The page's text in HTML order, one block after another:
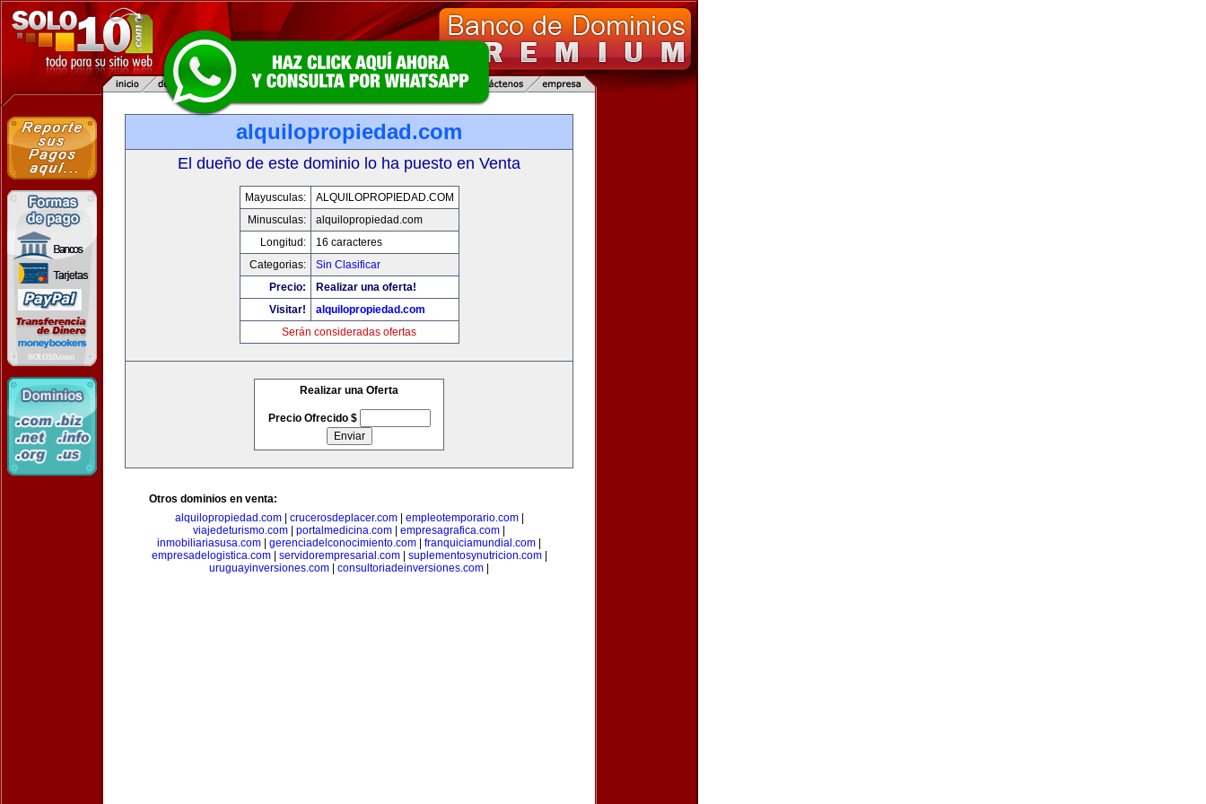
alquilopropiedad.com
El dueño de este dominio lo ha puesto en Venta
Mayusculas:
ALQUILOPROPIEDAD.COM
Minusculas:
alquilopropiedad.com
Longitud:
16 caracteres
Categorias:
Sin Clasificar
Precio:
Realizar una oferta!
Visitar!
alquilopropiedad.com
Serán consideradas ofertas
Realizar una Oferta
Precio Ofrecido $
Otros dominios en venta:
alquilopropiedad.com| crucerosdeplacer.com| empleotemporario.com|
viajedeturismo.com
portalmedicina.com empresagrafica.com
inmobiliariasusa.com
gerenciadelconocimiento.com franquiciamundial.com
empresadelogistica.com| servidorempresarial.com| suplementosynutricion.com|
uruguayinversiones.com
consultoriadeinversiones.com